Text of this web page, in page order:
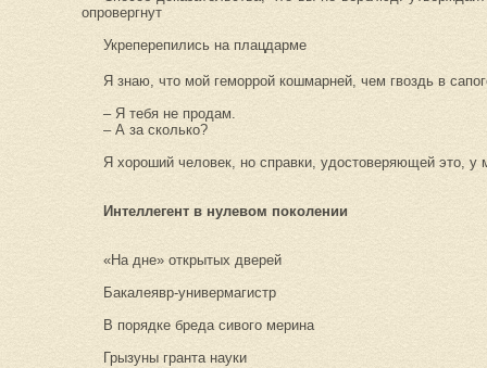
опровергнут
Укреперепились на плацдарме
Я знаю, что мой геморрой кошмарней, чем гвоздь в
– Я тебя не продам.
– А за сколько?
Я хороший человек, но справки, удостоверяющей это, у
Интеллегент в нулевом поколении
«На дне» открытых дверей
Бакалеявр-универмагистр
В порядке бреда сивого мерина
Грызуны гранта науки